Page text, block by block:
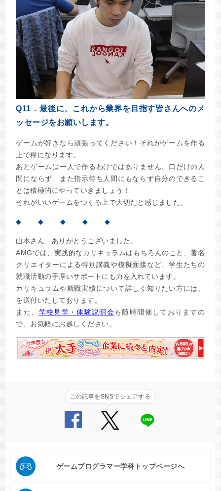
Q11．最後に、これから業界を目指す皆さんへのメ
ッセージをお願いします。
ゲームが好きなら頑張ってください！それがゲームを作る
上で糧になります。
あとゲームは一人で作るわけではありません。口だけの人
間にならず、また指示待ち人間にもならず自分のできるこ
とは積極的にやっていきましょう！
それがいいゲームをつくる上で大切だと感じました。
◆ ◆ ◆ ◆ ◆
山本さん、ありがとうございました。
AMGでは、実践的なカリキュラムはもちろんのこと、著名
クリエイターによる特別講義や模擬面接など、学生たちの
就職活動の手厚いサポートにも力を入れています。
カリキュラムや就職実績について詳しく知りたい方には、
を送付いたしております。
また、 学校見学・体験説明会も随時開催しておりますの
で、お気軽にお越しください。
この記事をSNSでシェアする
ゲームプログラマー学科トップページへ